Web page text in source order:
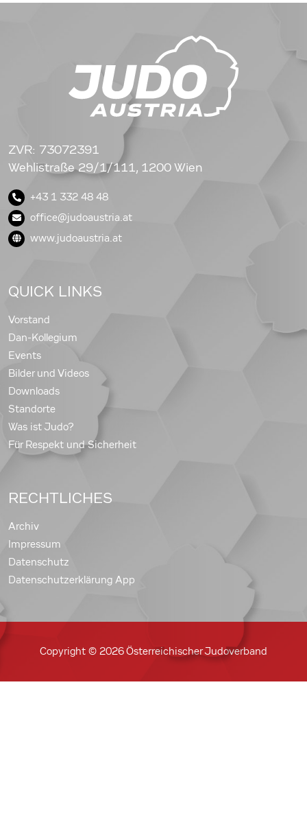
ZVR: 73072391
Wehlistraße 29/1/111, 1200 Wien
+43 1 332 48 48
office@judoaustria.at
www.judoaustria.at
QUICK LINKS
Vorstand
Dan-Kollegium
Events
Bilder und Videos
Downloads
Standorte
Was ist Judo?
Für Respekt und Sicherheit
RECHTLICHES
Archiv
Impressum
Datenschutz
Datenschutzerklärung App
Copyright © 2026 Österreichischer Judoverband